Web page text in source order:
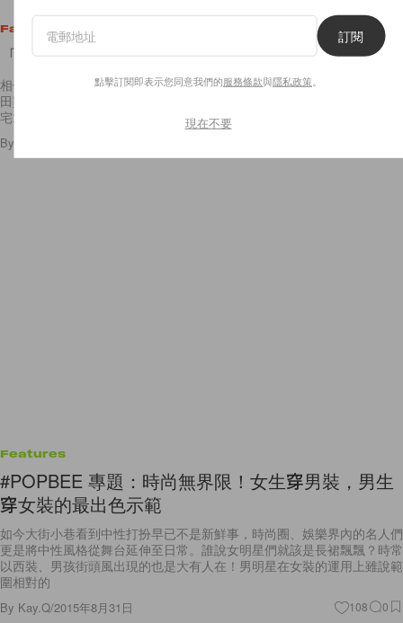
Fashion
「眼鏡妹」的時尚年代來囉！
相信兒童時期就近視的人，多多少少曾經被嘲笑過是「眼鏡妹」、「四眼
田雞」，這導致許多人對近視眼鏡沒有太多的好感，認為戴眼鏡就是代表
宅或是呆。然而今年秋冬，近視的你或許會有一點小竊喜呢！從 Gucci
By
Features
#POPBEE 專題：時尚無界限！女生穿男裝，男生
穿女裝的最出色示範
如今大街小巷看到中性打扮早已不是新鮮事，時尚圈、娛樂界內的名人們
更是將中性風格從舞台延伸至日常。誰說女明星們就該是長裙飄飄？時常
以西裝、男孩街頭風出現的也是大有人在！男明星在女裝的運用上雖說範
圍相對的
By Kay.Q/2015年8月31日 108 0
訂閱
點擊訂閱即表示您同意我們的服務條款與隱私政策
現在不要